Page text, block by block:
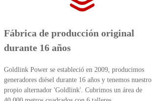
Fábrica de producción original
durante 16 años
Goldlink Power se estableció en 2009, producimos
generadores diésel durante 16 años y tenemos nuestro
propio alternador 'Goldlink'. Cubrimos un área de